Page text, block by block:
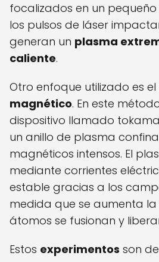
focalizados en un
los pulsos de láser
generan un plasma
caliente.
Otro enfoque utilizado es el
magnético. En este
dispositivo llamado
un anillo de plasma
magnéticos intensos. El
mediante corrientes
estable gracias a los
medida que se aumenta
átomos se fusionan y
Estos experimentos son